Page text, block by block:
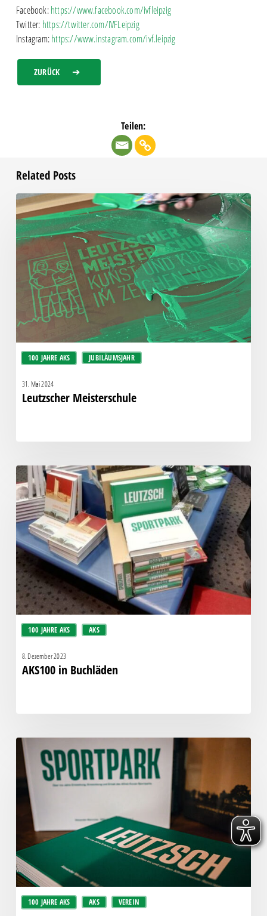
Facebook:https://www.facebook.com/ivfleipzig
Twitter: https://twitter.com/IVFLeipzig
Instagram:https://www.instagram.com/ivf.leipzig
ZURÜCK
Teilen:
Related Posts
100 JAHRE AKS JUBILÄUMSJAHR
Leutzscher
Meisterschule
31. Mai 2024
Leutzscher Meisterschule
100 JAHRE AKS AKS
AKS100
in
Buchläden
8. Dezember 2023
AKS100 in Buchläden
100 JAHRE AKS AKS VEREIN
Lesungen
100
Jahre